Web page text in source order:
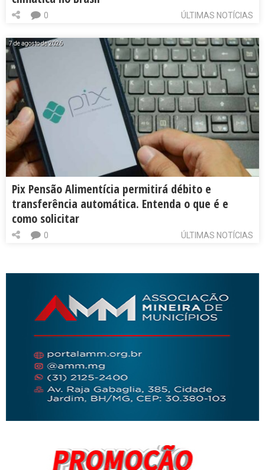
ÚLTIMAS NOTÍCIAS
0
7 de agosto de 2026
Pix Pensão Alimentícia permitirá débito e
transferência automática. Entenda o que é e
como solicitar
ÚLTIMAS NOTÍCIAS
0